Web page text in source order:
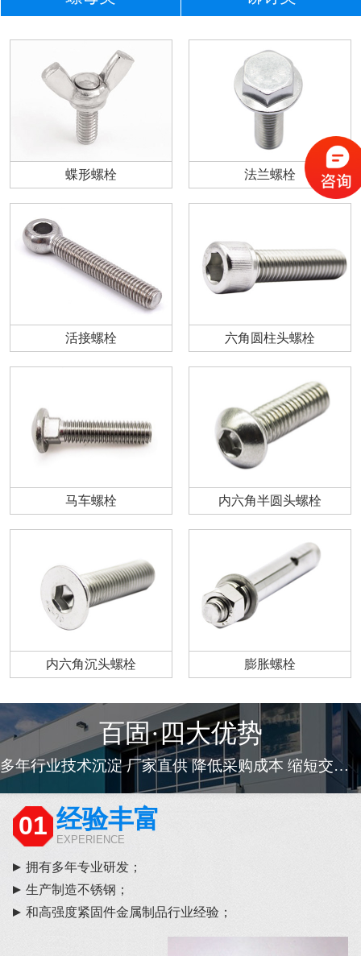
蝶形螺栓 法兰螺栓
活接螺栓 六角圆柱头螺栓
马车螺栓 内六角半圆头螺栓
内六角沉头螺栓 膨胀螺栓
百固·四大优势
多年行业技术沉淀 厂家直供 降低采购成本 缩短交货周期
01 经验丰富
EXPERIENCE
拥有多年专业研发；
生产制造不锈钢；
和高强度紧固件金属制品行业经验；